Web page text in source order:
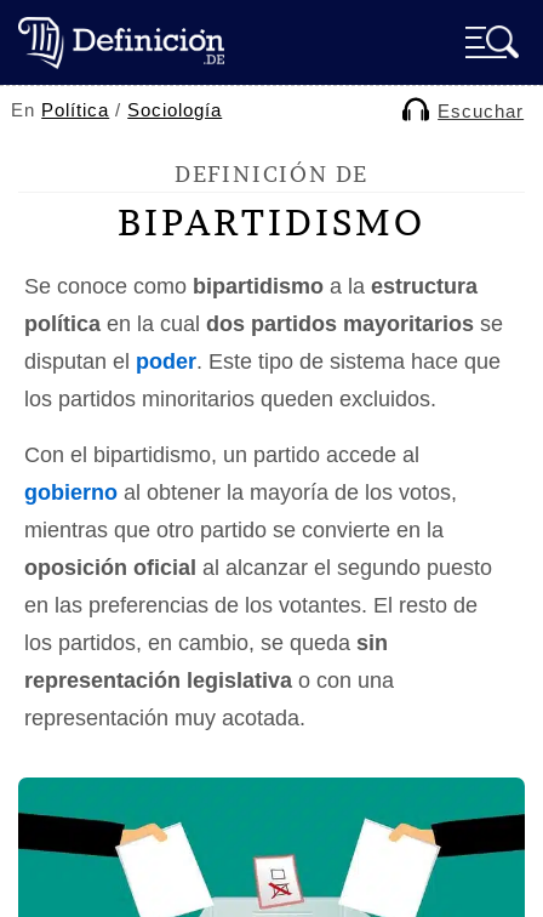
En Política / Sociología Escuchar
DEFINICIÓN DE
BIPARTIDISMO
Se conoce como bipartidismo a la estructura
política en la cual dos partidos mayoritarios se
disputan el poder. Este tipo de sistema hace que
los partidos minoritarios queden excluidos.
Con el bipartidismo, un partido accede al
gobierno al obtener la mayoría de los votos,
mientras que otro partido se convierte en la
oposición oficial al alcanzar el segundo puesto
en las preferencias de los votantes. El resto de
los partidos, en cambio, se queda sin
representación legislativa o con una
representación muy acotada.